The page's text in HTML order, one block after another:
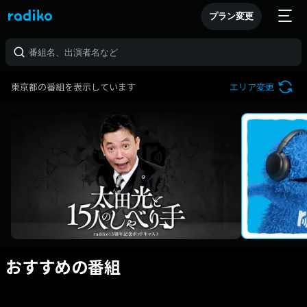
プラン変更
東京都の番組を表示しています エリア変更
おすすめの番組